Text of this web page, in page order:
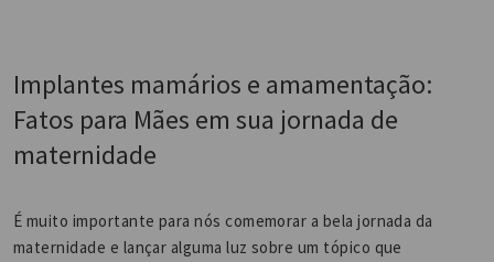
Implantes mamários e amamentação:
Fatos para Mães em sua jornada de
maternidade
É muito importante para nós comemorar a bela jornada da
maternidade e lançar alguma luz sobre um tópico que